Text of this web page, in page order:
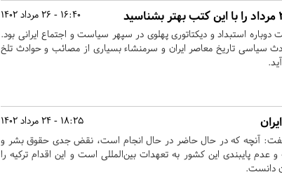
16:40 - 26 مرداد 1402
بازگشت دوباره استبداد و دیکتاتوری پهلوی در سپهر سیاست و اجتماع ایرانی بود.
سیاسی تاریخ معاصر ایران و سرمنشاء بسیاری از مصائب و حوادث تلخ
18:25 - 24 مرداد 1402
آنچه که در حال حاضر در حال انجام است، نقض جدی حقوق بشر و
عدم پایبندی این کشور به تعهدات بین‌المللی است و این اقدام ترکیه را
دانست.